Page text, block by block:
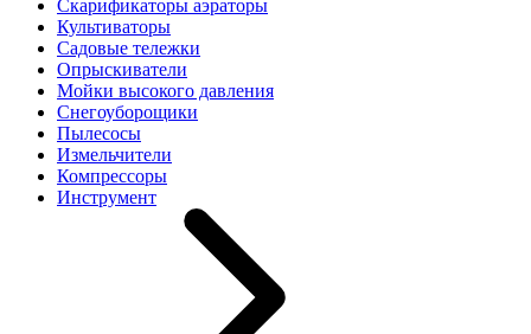
Скарификаторы аэраторы
Культиваторы
Садовые тележки
Опрыскиватели
Мойки высокого давления
Снегоуборощики
Пылесосы
Измельчители
Компрессоры
Инструмент